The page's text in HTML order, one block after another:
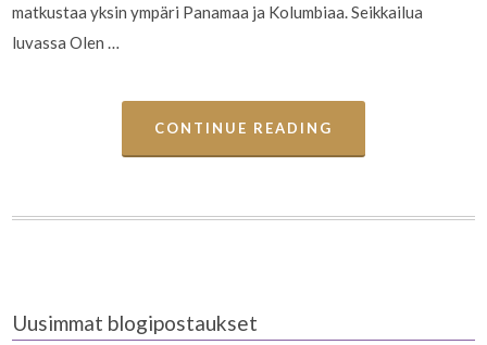
matkustaa yksin ympäri Panamaa ja Kolumbiaa. Seikkailua
luvassa Olen …
CONTINUE READING
Uusimmat blogipostaukset